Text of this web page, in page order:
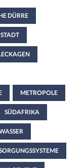
DÜRRE
METROPOLE
SÜDAFRIKA